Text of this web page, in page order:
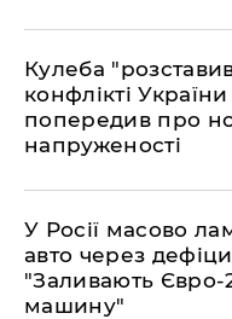
Кулеба
конфлікті
попередив про
напруженості
У Росії масово
авто через
"Заливають Євро-
машину"